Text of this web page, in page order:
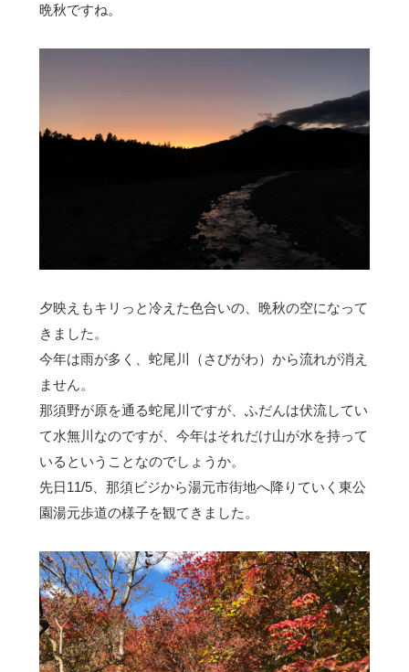
晩秋ですね。
夕映えもキリっと冷えた色合いの、晩秋の空になって
きました。
今年は雨が多く、蛇尾川（さびがわ）から流れが消え
ません。
那須野が原を通る蛇尾川ですが、ふだんは伏流してい
て水無川なのですが、今年はそれだけ山が水を持って
いるということなのでしょうか。
先日11/5、那須ビジから湯元市街地へ降りていく東公
園湯元歩道の様子を観てきました。